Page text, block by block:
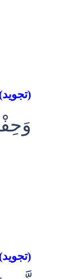
Taǧwīd (تجويد)
Taǧwīd (تجويد)